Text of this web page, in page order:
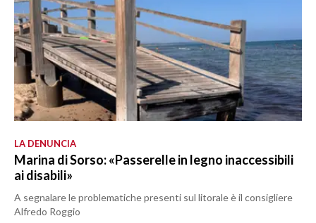
LA DENUNCIA
Marina di Sorso: «Passerelle in legno inaccessibili
ai disabili»
A segnalare le problematiche presenti sul litorale è il consigliere
Alfredo Roggio